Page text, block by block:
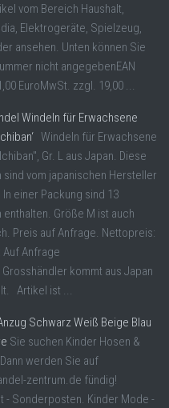
vom Bereich Haushalt,
Elektrogeräte, Spielzeug,
ansehen. Unten können Sie
nicht angegebenEAN
EuroMwSt. zzgl. 19,00 ...
Windeln für Erwachsene
Windeln für Erwachsene
Gr. L aus Japan. Diese
sind vom japanischen Hersteller
In einer Packung sind 13
enthalten. Größe M ist auch
Preis auf Anfrage. Nettopreis:
Auf Anfrage
kommt aus Japan
Artikel ist ...
Schwarz Weiß Beige Blau
Sie suchen Kinder Hosen &
werden Sie auf
zentrum.de fündig!
- Sonderposten. Kinder Mode -